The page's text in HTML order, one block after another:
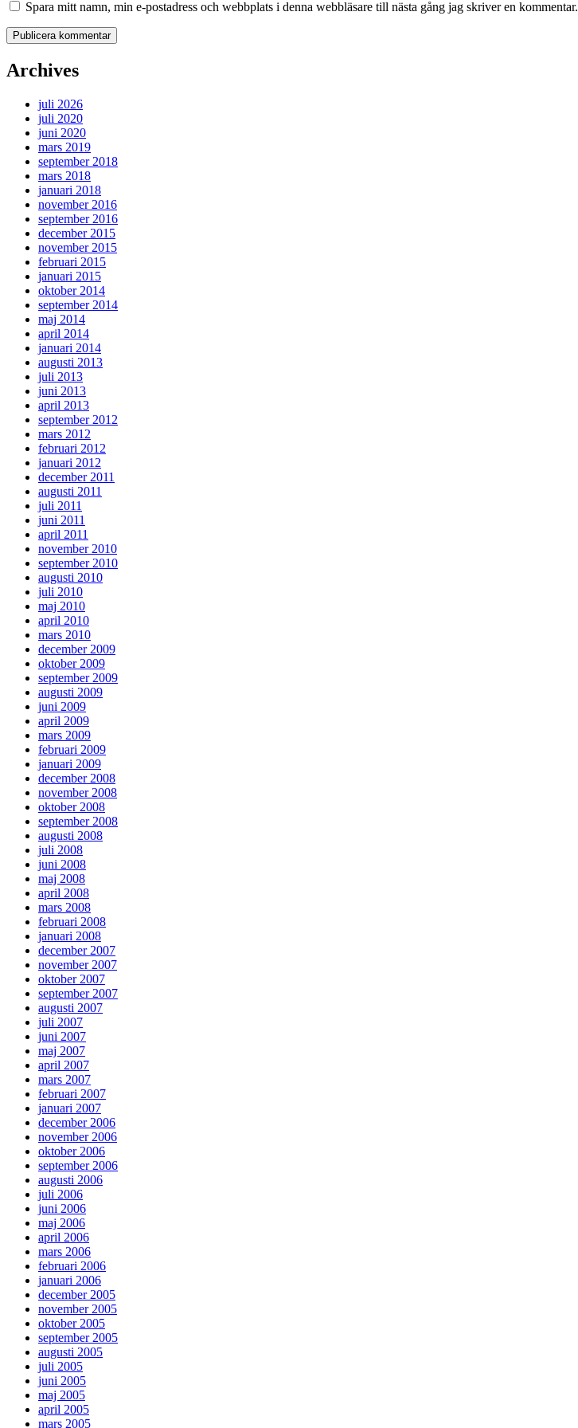
Spara mitt namn, min e-postadress och webbplats i denna webbläsare till nästa gång jag skriver en kommentar.
Archives
juli 2026
juli 2020
juni 2020
mars 2019
september 2018
mars 2018
januari 2018
november 2016
september 2016
december 2015
november 2015
februari 2015
januari 2015
oktober 2014
september 2014
maj 2014
april 2014
januari 2014
augusti 2013
juli 2013
juni 2013
april 2013
september 2012
mars 2012
februari 2012
januari 2012
december 2011
augusti 2011
juli 2011
juni 2011
april 2011
november 2010
september 2010
augusti 2010
juli 2010
maj 2010
april 2010
mars 2010
december 2009
oktober 2009
september 2009
augusti 2009
juni 2009
april 2009
mars 2009
februari 2009
januari 2009
december 2008
november 2008
oktober 2008
september 2008
augusti 2008
juli 2008
juni 2008
maj 2008
april 2008
mars 2008
februari 2008
januari 2008
december 2007
november 2007
oktober 2007
september 2007
augusti 2007
juli 2007
juni 2007
maj 2007
april 2007
mars 2007
februari 2007
januari 2007
december 2006
november 2006
oktober 2006
september 2006
augusti 2006
juli 2006
juni 2006
maj 2006
april 2006
mars 2006
februari 2006
januari 2006
december 2005
november 2005
oktober 2005
september 2005
augusti 2005
juli 2005
juni 2005
maj 2005
april 2005
mars 2005